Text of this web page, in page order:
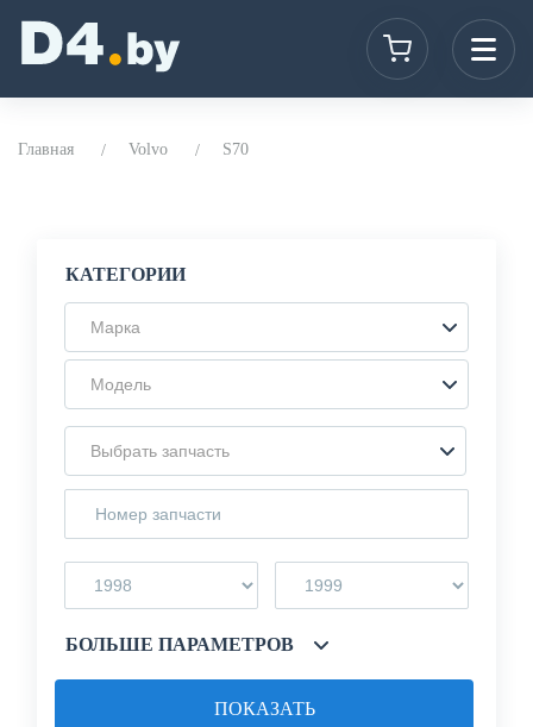
Главная Volvo S70
КАТЕГОРИИ
Марка
Модель
Выбрать запчасть
БОЛЬШЕ ПАРАМЕТРОВ
ПОКАЗАТЬ